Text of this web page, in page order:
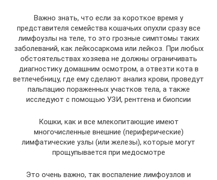
Важно знать, что если за короткое время у
представителя семейства кошачьих опухли сразу все
лимфоузлы на теле, то это грозные симптомы таких
заболеваний, как лейкосаркома или лейкоз. При любых
обстоятельствах хозяева не должны ограничивать
диагностику домашним осмотром, а отвезти кота в
ветлечебницу, где ему сделают анализ крови, проведут
пальпацию пораженных участков тела, а также
исследуют с помощью УЗИ, рентгена и биопсии
Кошки, как и все млекопитающие имеют
многочисленные внешние (периферические)
лимфатические узлы (или железы), которые могут
прощупывается при медосмотре
Это очень важно, так воспаление лимфоузлов и